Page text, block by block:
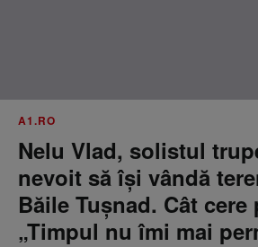
A1.RO
Nelu Vlad, solistul
nevoit să își vândă
Băile Tușnad. Cât cere
„Timpul nu îmi mai